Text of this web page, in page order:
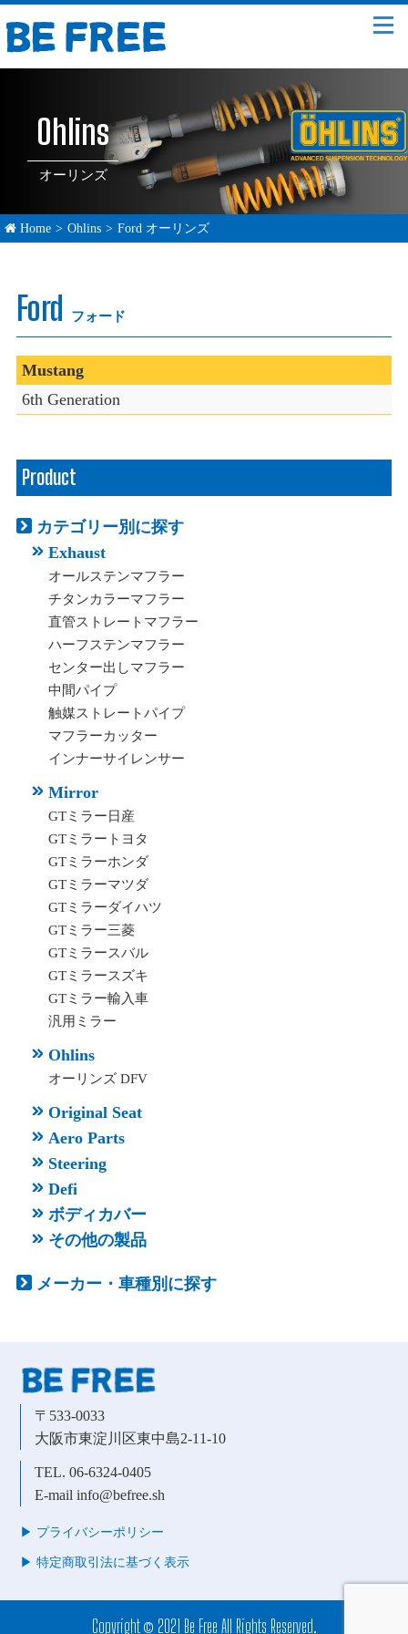
Ohlins
オーリンズ
Home > Ohlins > Ford オーリンズ
Ford フォード
Mustang
6th Generation
Product
カテゴリー別に探す
Exhaust
オールステンマフラー
チタンカラーマフラー
直管ストレートマフラー
ハーフステンマフラー
センター出しマフラー
中間パイプ
触媒ストレートパイプ
マフラーカッター
インナーサイレンサー
Mirror
GTミラー日産
GTミラートヨタ
GTミラーホンダ
GTミラーマツダ
GTミラーダイハツ
GTミラー三菱
GTミラースバル
GTミラースズキ
GTミラー輸入車
汎用ミラー
Ohlins
オーリンズ DFV
Original Seat
Aero Parts
Steering
Defi
ボディカバー
その他の製品
メーカー・車種別に探す
〒533-0033
大阪市東淀川区東中島2-11-10
TEL. 06-6324-0405
E-mail info@befree.sh
▶︎ プライバシーポリシー
▶︎ 特定商取引法に基づく表示
Copyright © 2021 Be Free All Rights Reserved.